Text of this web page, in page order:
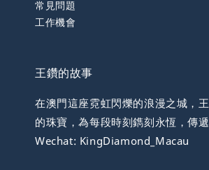
常見問題
工作機會
王鑽的故事
在澳門這座霓虹閃爍的浪漫之城，
的珠寶，為每段時刻鐫刻永恆，傳遞
Wechat: KingDiamond_Macau